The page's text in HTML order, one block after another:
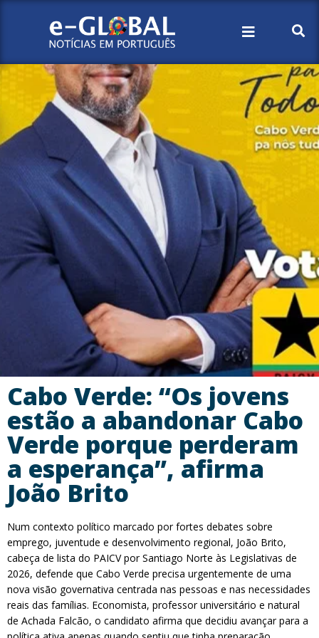
Cabo Verde: “Os jovens
estão a abandonar Cabo
Verde porque perderam
a esperança”, afirma
João Brito
Num contexto político marcado por fortes debates sobre
emprego, juventude e desenvolvimento regional, João Brito,
cabeça de lista do PAICV por Santiago Norte às Legislativas de
2026, defende que Cabo Verde precisa urgentemente de uma
nova visão governativa centrada nas pessoas e nas necessidades
reais das famílias. Economista, professor universitário e natural
de Achada Falcão, o candidato afirma que decidiu avançar para a